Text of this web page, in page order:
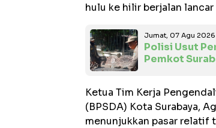
hulu ke hilir berjalan
Jumat, 07 Agu 2026
Polisi Usut
Pemkot
Ketua Tim Kerja
(BPSDA) Kota Surabaya,
menunjukkan pasar relatif